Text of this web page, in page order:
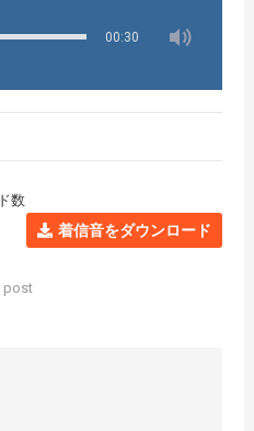
00:30
数
着信音をダウンロード
post